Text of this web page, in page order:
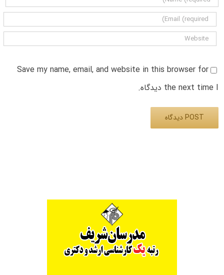
Save my name, email, and website in this browser for
the next time I دیدگاه.